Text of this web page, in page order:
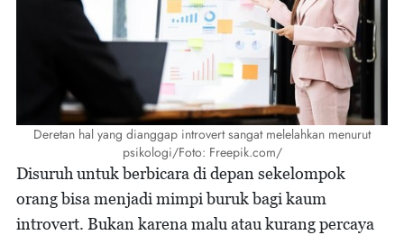
Deretan hal yang dianggap introvert sangat melelahkan menurut
psikologi/Foto: Freepik.com/
Disuruh untuk berbicara di depan sekelompok
orang bisa menjadi mimpi buruk bagi kaum
introvert. Bukan karena malu atau kurang percaya